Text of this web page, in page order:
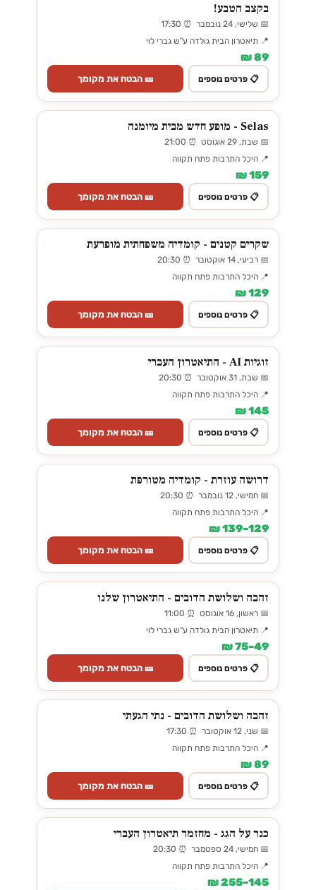
בקצב הטבע!
📅 שלישי, 24 נובמבר ⏰ 17:30
📍 תיאטרון הבית גולדה ע"ש גברי לוי
89 ₪
📋 פרטים נוספים 🎫 הבטח את מקומך
Selas - מופע חדש מבית מיומנה
📅 שבת, 29 אוגוסט ⏰ 21:00
📍 היכל התרבות פתח תקווה
159 ₪
📋 פרטים נוספים 🎫 הבטח את מקומך
שקרים קטנים - קומדיה משפחתית מופרעת
📅 רביעי, 14 אוקטובר ⏰ 20:30
📍 היכל התרבות פתח תקווה
129 ₪
📋 פרטים נוספים 🎫 הבטח את מקומך
זוגיות AI - התיאטרון העברי
📅 שבת, 31 אוקטובר ⏰ 20:30
📍 היכל התרבות פתח תקווה
145 ₪
📋 פרטים נוספים 🎫 הבטח את מקומך
דרושה עוזרת - קומדיה מטורפת
📅 חמישי, 12 נובמבר ⏰ 20:30
📍 היכל התרבות פתח תקווה
129–139 ₪
📋 פרטים נוספים 🎫 הבטח את מקומך
זהבה ושלושת הדובים - התיאטרון שלנו
📅 ראשון, 16 אוגוסט ⏰ 11:00
📍 תיאטרון הבית גולדה ע"ש גברי לוי
49–75 ₪
📋 פרטים נוספים 🎫 הבטח את מקומך
זהבה ושלושת הדובים - נתי הגעתי
📅 שני, 12 אוקטובר ⏰ 17:30
📍 היכל התרבות פתח תקווה
89 ₪
📋 פרטים נוספים 🎫 הבטח את מקומך
כנר על הגג - מחזמר תיאטרון העברי
📅 חמישי, 24 ספטמבר ⏰ 20:30
📍 היכל התרבות פתח תקווה
145–255 ₪